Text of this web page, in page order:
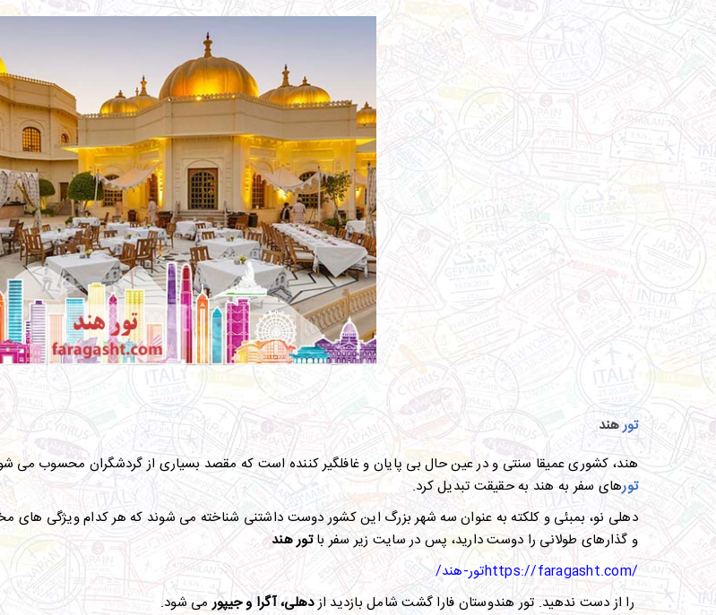
تورهند
هند، کشوری عمیقا سنتی و در عین حال بی پایان و غافلگیر کننده است که مقصد بسیاری از گردشگران محسوب می
تورهای سفر به هند به حقیقت تبدیل کرد.
دهلی نو، بمبئی و کلکته به عنوان سه شهر بزرگ این کشور دوست داشتنی شناخته می شوند که هر کدام ویژگی
و گذارهای طولانی را دوست دارید، پس در سایت زیر سفر باتور هند
https://faragasht.com/تور-هند/
را از دست ندهید. تور هندوستان فارا گشت شامل بازدید ازدهلی، آگرا و جیپور می شود.